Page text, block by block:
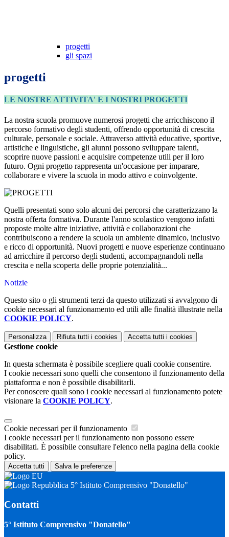
progetti
gli spazi
progetti
LE NOSTRE ATTIVITA' E I NOSTRI PROGETTI
La nostra scuola promuove numerosi progetti che arricchiscono il
percorso formativo degli studenti, offrendo opportunità di crescita
culturale, personale e sociale. Attraverso attività educative, sportive,
artistiche e linguistiche, gli alunni possono sviluppare talenti,
scoprire nuove passioni e acquisire competenze utili per il loro
futuro. Ogni progetto rappresenta un'occasione per imparare,
collaborare e vivere la scuola in modo attivo e coinvolgente.
Quelli presentati sono solo alcuni dei percorsi che caratterizzano la
nostra offerta formativa. Durante l'anno scolastico vengono infatti
proposte molte altre iniziative, attività e collaborazioni che
contribuiscono a rendere la scuola un ambiente dinamico, inclusivo
e ricco di opportunità. Nuovi progetti e nuove esperienze continuano
ad arricchire il percorso degli studenti, accompagnandoli nella
crescita e nella scoperta delle proprie potenzialità...
Notizie
Questo sito o gli strumenti terzi da questo utilizzati si avvalgono di
cookie necessari al funzionamento ed utili alle finalità illustrate nella
COOKIE POLICY.
Personalizza Rifiuta tutti i cookies Accetta tutti i cookies
Gestione cookie
In questa schermata è possibile scegliere quali cookie consentire.
I cookie necessari sono quelli che consentono il funzionamento della
piattaforma e non è possibile disabilitarli.
Per conoscere quali sono i cookie necessari al funzionamento potete
visionare la COOKIE POLICY.
Cookie necessari per il funzionamento
I cookie necessari per il funzionamento non possono essere
disabilitati. È possibile consultare l'elenco nella pagina della cookie
policy.
Accetta tutti Salva le preferenze
5° Istituto Comprensivo "Donatello"
Contatti
5° Istituto Comprensivo "Donatello"